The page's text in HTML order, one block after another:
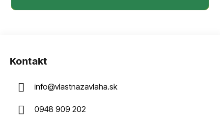
Kontakt
info@vlastnazavlaha.sk
0948 909 202